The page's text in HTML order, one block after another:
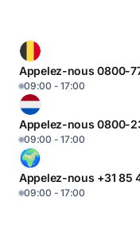
Appelez-nous 0800-
09:00 - 17:00
Appelez-nous 0800-
09:00 - 17:00
Appelez-nous +31 85
09:00 - 17:00